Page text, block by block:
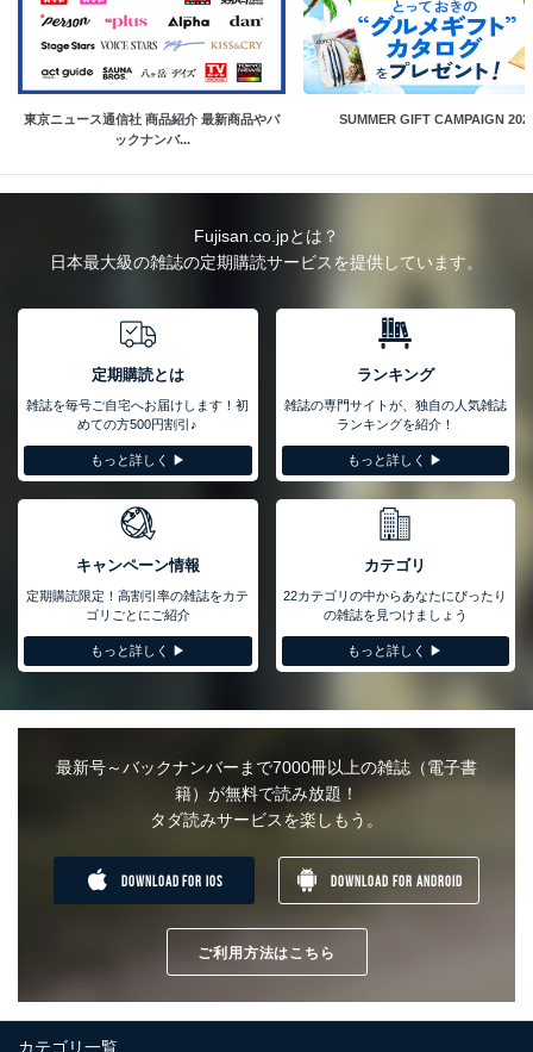
東京ニュース通信社 商品紹介 最新商品やバ
ックナンバ...
SUMMER GIFT CAMPAIGN
Fujisan.co.jpとは？
日本最大級の雑誌の定期購読サービスを提供しています。
定期購読とは
雑誌を毎号ご自宅へお届けします！初
めての方500円割引♪
もっと詳しく ▶︎
ランキング
雑誌の専門サイトが、独自の人気雑誌
ランキングを紹介！
もっと詳しく ▶︎
キャンペーン情報
定期購読限定！高割引率の雑誌をカテ
ゴリごとにご紹介
もっと詳しく ▶︎
カテゴリ
22カテゴリの中からあなたにぴったり
の雑誌を見つけましょう
もっと詳しく ▶︎
最新号～バックナンバーまで7000冊以上の雑誌（電子書
籍）が無料で読み放題！
タダ読みサービスを楽しもう。
DOWNLOAD FOR IOS DOWNLOAD FOR ANDROID
ご利用方法はこちら
カテゴリ一覧